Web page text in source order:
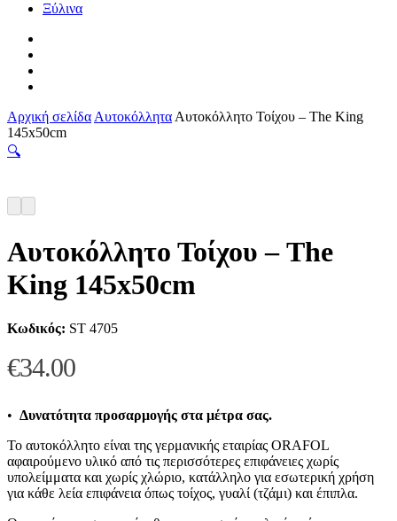
Ξύλινα
Αρχική σελίδα Αυτοκόλλητα Αυτοκόλλητο Τοίχου – The King
145x50cm
🔍
Αυτοκόλλητο Τοίχου – The
King 145x50cm
Κωδικός: ST 4705
€34.00
• Δυνατότητα προσαρμογής στα μέτρα σας.
Το αυτοκόλλητο είναι της γερμανικής εταιρίας ORAFOL
αφαιρούμενο υλικό από τις περισσότερες επιφάνειες χωρίς
υπολείμματα και χωρίς χλώριο, κατάλληλο για εσωτερική χρήση
για κάθε λεία επιφάνεια όπως τοίχος, γυαλί (τζάμι) και έπιπλα.